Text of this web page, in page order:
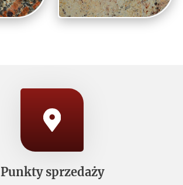
Punkty sprzedaży